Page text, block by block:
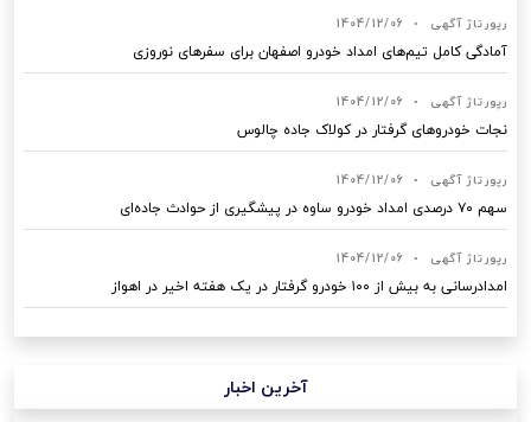
رپورتاژ آگهی •
1404/12/06
آمادگی کامل تیم‌های امداد خودرو اصفهان برای سفرهای نوروزی
رپورتاژ آگهی •
1404/12/06
نجات خودروهای گرفتار در کولاک جاده چالوس
رپورتاژ آگهی •
1404/12/06
سهم ۷۰ درصدی امداد خودرو ساوه در پیشگیری از حوادث جاده‌ای
رپورتاژ آگهی •
1404/12/06
امدادرسانی به بیش از ۱۰۰ خودرو گرفتار در یک هفته اخیر در اهواز
آخرین اخبار